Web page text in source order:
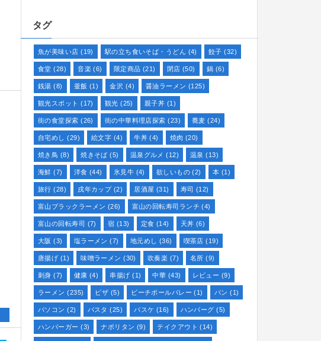
タグ
魚が美味い店 (19) 駅の立ち食いそば・うどん (4) 餃子 (32)
食堂 (28) 音楽 (6) 限定商品 (21) 閉店 (50) 鍋 (6)
銭湯 (8) 釜飯 (1) 金沢 (4) 醤油ラーメン (125)
観光スポット (17) 観光 (25) 親子丼 (1)
街の食堂探索 (26) 街の中華料理店探索 (23) 蕎麦 (24)
自宅めし (29) 絵文字 (4) 牛丼(4) 焼肉 (20)
焼き鳥 (8) 焼きそば (5) 温泉グルメ (12) 温泉 (13)
海鮮 (7) 洋食 (44) 氷見牛 (4) 欲しいもの (2) 本 (1)
旅行 (28) 戌年カップ(2) 居酒屋 (31) 寿司 (12)
富山ブラックラーメン (26) 富山の回転寿司ランチ (4)
富山の回転寿司 (7) 宿 (13) 定食 (14) 天丼 (6)
大阪 (3) 塩ラーメン (7) 地元めし (36) 喫茶店 (19)
唐揚げ (1) 味噌ラーメン (30) 吹奏楽 (7) 名所 (9)
刺身 (7) 健康 (4) 串揚げ (1) 中華 (43) レビュー (9)
ラーメン (235) ピザ (5) ビーチボールバレー (1) パン (1)
パソコン (2) パスタ (25) バスケ (16) ハンバーグ (5)
ハンバーガー (3) ナポリタン (9) テイクアウト (14)